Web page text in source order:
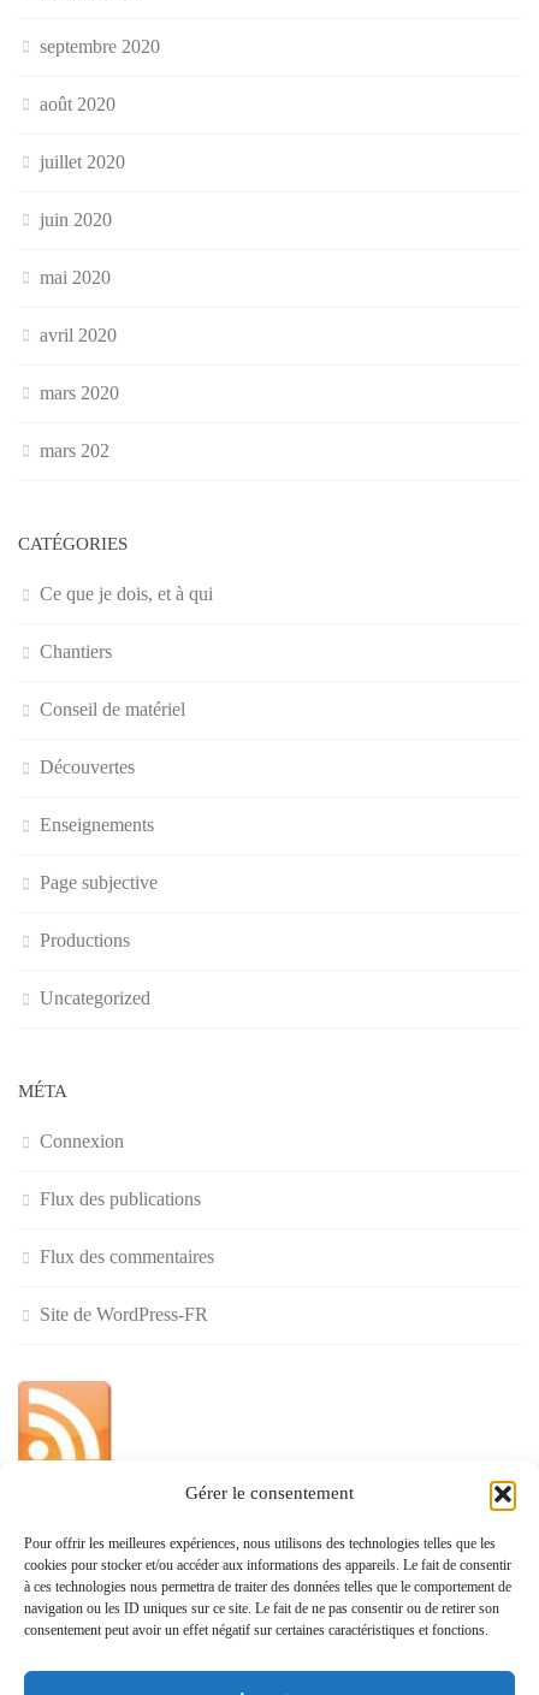
Gérer le consentement
Pour offrir les meilleures expériences, nous utilisons des technologies telles que les
cookies pour stocker et/ou accéder aux informations des appareils. Le fait de consentir
à ces technologies nous permettra de traiter des données telles que le comportement de
navigation ou les ID uniques sur ce site. Le fait de ne pas consentir ou de retirer son
consentement peut avoir un effet négatif sur certaines caractéristiques et fonctions.
septembre 2020
août 2020
juillet 2020
juin 2020
mai 2020
avril 2020
mars 2020
mars 202
CATÉGORIES
Ce que je dois, et à qui
Chantiers
Conseil de matériel
Découvertes
Enseignements
Page subjective
Productions
Uncategorized
MÉTA
Connexion
Flux des publications
Flux des commentaires
Site de WordPress-FR
»
Politique de confidentialité